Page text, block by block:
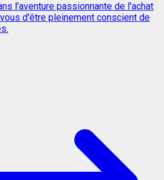
l'aventure passionnante de l'achat
d'être pleinement conscient de